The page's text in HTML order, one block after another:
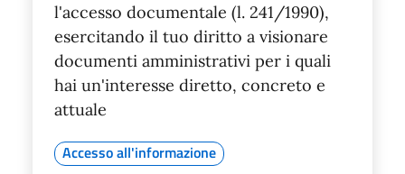
l'accesso documentale (l. 241/1990),
esercitando il tuo diritto a visionare
documenti amministrativi per i quali
hai un'interesse diretto, concreto e
attuale
Accesso all'informazione